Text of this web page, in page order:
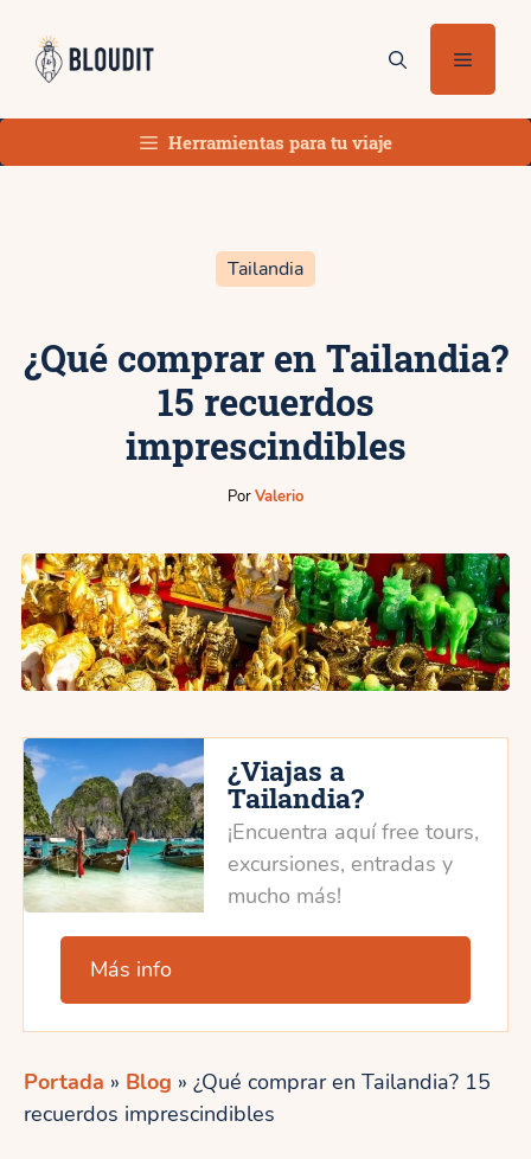
contenido
Menú
Herramientas para tu viaje
Tailandia
¿Qué comprar en Tailandia?
15 recuerdos
imprescindibles
PorValerio
¿Viajas a
Tailandia?
¡Encuentra aquí free tours,
excursiones, entradas y
mucho más!
Más info
Portada » Blog » ¿Qué comprar en Tailandia? 15
recuerdos imprescindibles